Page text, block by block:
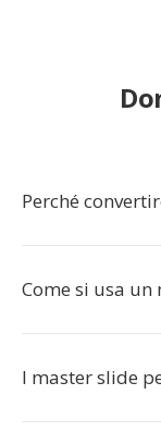
Perché
Come si usa un
I master slide